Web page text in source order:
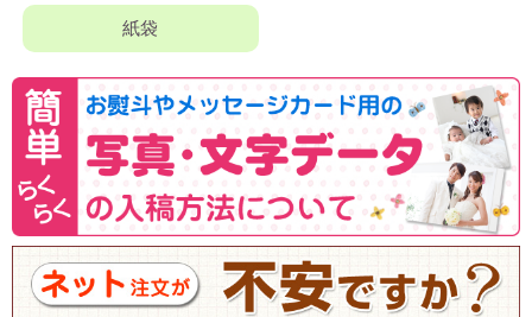
紙袋